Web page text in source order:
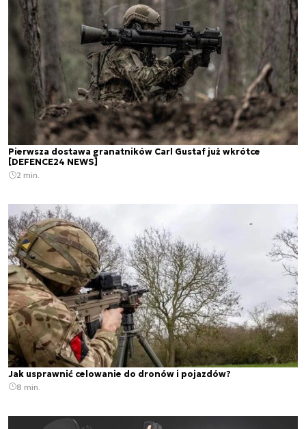
Pierwsza dostawa granatników Carl Gustaf już wkrótce
[DEFENCE24 NEWS]
2 min.
Jak usprawnić celowanie do dronów i pojazdów?
8 min.